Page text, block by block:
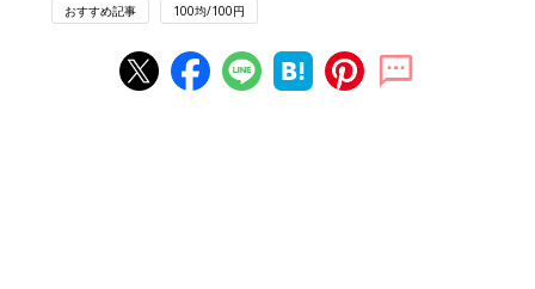
おすすめ記事 100均/100円